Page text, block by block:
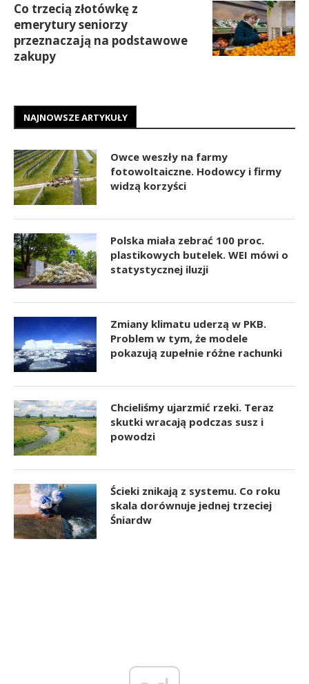
Co trzecią złotówkę z
emerytury seniorzy
przeznaczają na podstawowe
zakupy
NAJNOWSZE ARTYKUŁY
Owce weszły na farmy
fotowoltaiczne. Hodowcy i firmy
widzą korzyści
Polska miała zebrać 100 proc.
plastikowych butelek. WEI mówi o
statystycznej iluzji
Zmiany klimatu uderzą w PKB.
Problem w tym, że modele
pokazują zupełnie różne rachunki
Chcieliśmy ujarzmić rzeki. Teraz
skutki wracają podczas susz i
powodzi
Ścieki znikają z systemu. Co roku
skala dorównuje jednej trzeciej
Śniardw